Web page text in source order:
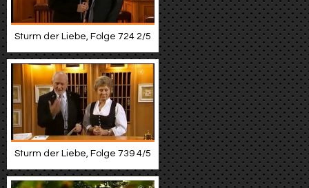
Sturm der Liebe, Folge 724 2/5
Sturm der Liebe, Folge 739 4/5